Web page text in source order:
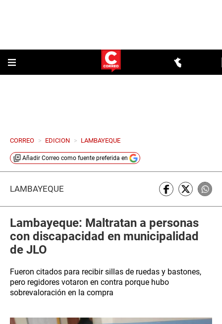
CORREO > EDICION > LAMBAYEQUE
Añadir Correo como fuente preferida en
LAMBAYEQUE
Lambayeque: Maltratan a personas
con discapacidad en municipalidad
de JLO
Fueron citados para recibir sillas de ruedas y bastones,
pero regidores votaron en contra porque hubo
sobrevaloración en la compra